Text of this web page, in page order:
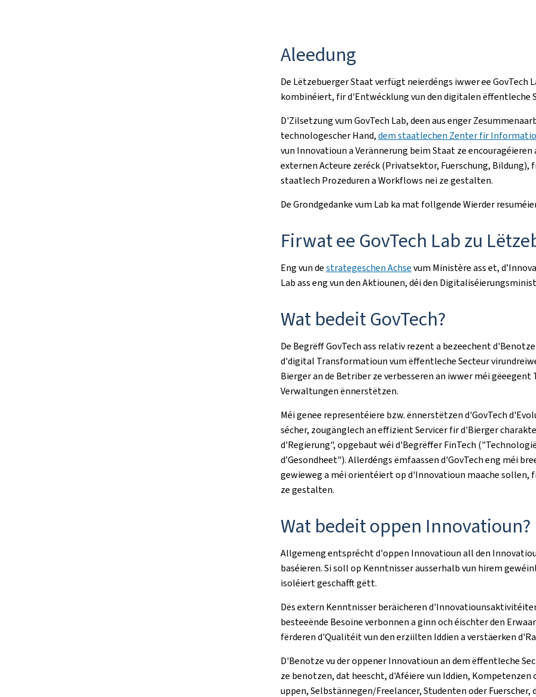
Aleedung
De Lëtzebuerger Staat verfügt neierdéngs iwwer ee GovTech
kombinéiert, fir d'Entwécklung vun den digitalen ëffentleche
D'Zilsetzung vum GovTech Lab, deen aus enger
technologescher Hand,dem staatlechen Zenter fir
vun Innovatioun a Verännerung beim Staat ze
externen Acteure zeréck (Privatsektor, Fuerschung, Bildung),
staatlech Prozeduren a Workflows nei ze gestalten.
De Grondgedanke vum Lab ka mat follgende Wierder
Firwat ee GovTech Lab zu
Eng vun destrategeschen Achsevum Ministère ass et,
Lab ass eng vun den Aktiounen, déi den
Wat bedeit GovTech?
De Begrëff GovTech ass relativ rezent a bezeechent
d'digital Transformatioun vum ëffentleche Secteur
Bierger an de Betriber ze verbesseren an iwwer méi
Verwaltungen ënnerstëtzen.
Méi genee representéiere bzw. ënnerstëtzen d'GovTech
sécher, zougänglech an effizient Servicer fir d'Bierger
d'Regierung", opgebaut wéi d'Begrëffer FinTech
d’Gesondheet"). Allerdéngs ëmfaassen d'GovTech eng méi
gewieweg a méi orientéiert op d'Innovatioun maache sollen,
ze gestalten.
Wat bedeit oppen Innovatioun?
Allgemeng entsprécht d'oppen Innovatioun all den
baséieren. Si soll op Kenntnisser ausserhalb vun hirem
isoléiert geschafft gëtt.
Dës extern Kenntnisser beräicheren
besteeënde Besoine verbonnen a ginn och éischter den
fërderen d'Qualitéit vun den erziilten Iddien a verstäerken
D'Benotze vu der oppener Innovatioun an dem ëffentleche
ze benotzen, dat heescht, d'Aféiere vun Iddien,
uppen, Selbstännegen/Freelancer, Studenten oder